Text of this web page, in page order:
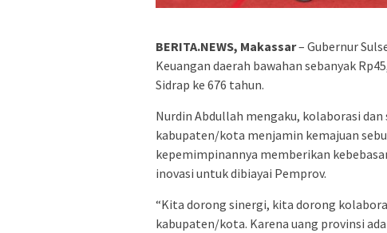
BERITA.NEWS, Makassar– Gubernur
Keuangan daerah bawahan sebanyak
Sidrap ke 676 tahun.
Nurdin Abdullah mengaku, kolaborasi
kabupaten/kota menjamin kemajuan
kepemimpinannya memberikan
inovasi untuk dibiayai Pemprov.
“Kita dorong sinergi, kita dorong
kabupaten/kota. Karena uang provinsi